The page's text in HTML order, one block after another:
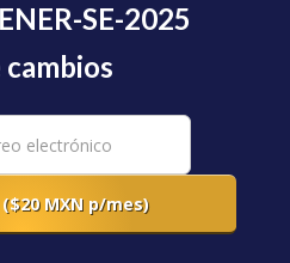
SE-2025